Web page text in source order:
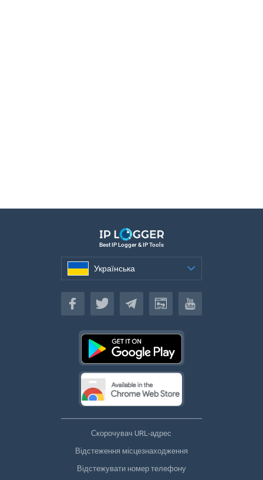
Best IP Logger & IP Tools
Українська
Українська
Скорочувач URL-адрес
Відстеження місцезнаходження
Відстежувати номер телефону